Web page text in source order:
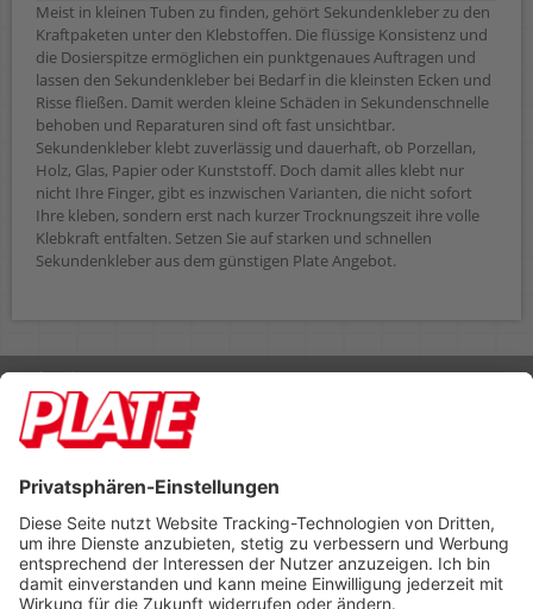
Meist in kleinen Tuben zu finden, gehört Sekundenkleber zu den
Kraftpaketen unter den Klebstoffen. Die flüssige Konsistenz und
die Dosierspitze ermöglichen ein punktgenaues Auftragen und
lassen den Sekundenkleber bei Bedarf in die kleinsten Ecken und
Risse fließen. Damit werden kleine Schäden in Sekundenschnelle
behoben und Reparaturen sind oft fast unsichtbar.
Sekundenkleber klebt zuverlässig und dauerhaft, ob Porzellan,
Holz, Glas, Papier oder Kunststoff. Doch damit alles klebt nur
nicht Ihre Finger, gibt es inzwischen Varianten, die nicht sofort
Ihre kleben, sondern erst nach kurzer Trocknungszeit ihre volle
Klebkraft entfalten. Setzen Sie auf starken und schnellen
Sekundenkleber aus dem günstigen Plate Angebot.
Rufen Sie uns an 04298 401-0
Lieferbedingungen Impressum
Footer anzeigen
PLATE Büromaterial Vertriebs GmbH